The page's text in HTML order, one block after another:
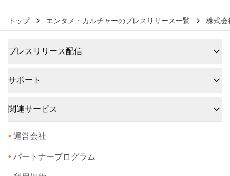
トップ エンタメ・カルチャーのプレスリリース一覧 株式
プレスリリース配信
サポート
関連サービス
• 運営会社
• パートナープログラム